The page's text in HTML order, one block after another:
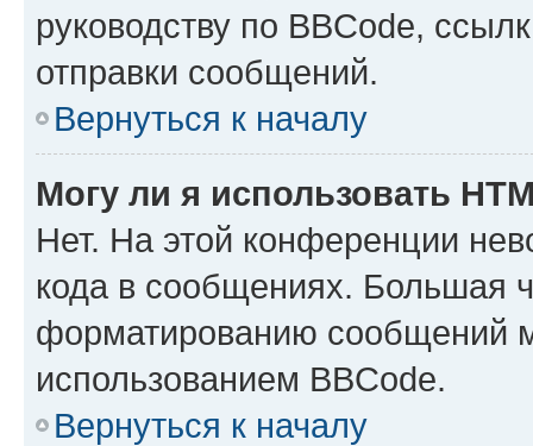
руководству по BBCode,
отправки сообщений.
Вернуться к началу
Могу ли я использовать
Нет. На этой конференции
кода в сообщениях. Большая
форматированию сообщений
использованием BBCode.
Вернуться к началу